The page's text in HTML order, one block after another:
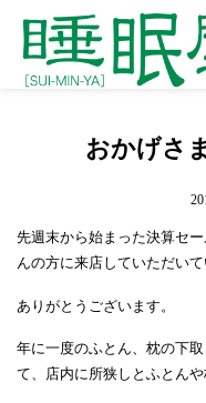
おかげさ
先週末から始まった決算セ
んの方に来店していただいて
ありがとうございます。
年に一度のふとん、枕の下
て、店内に所狭しとふとん